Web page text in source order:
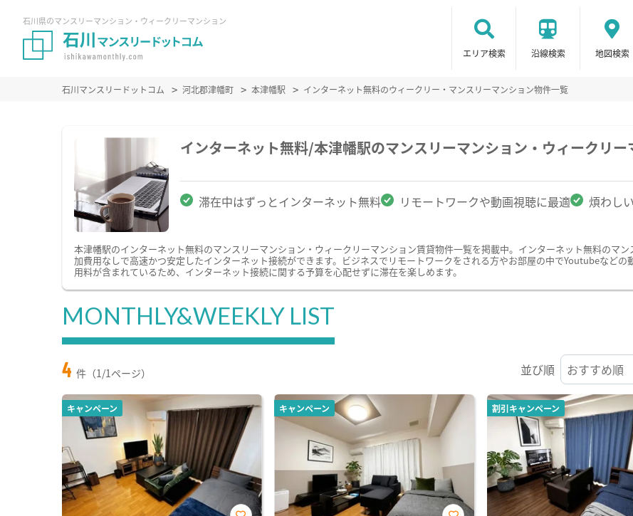
石川県のマンスリーマンション・ウィークリーマンション
エリア検索 沿線検索 地図検索
石川マンスリードットコム 河北郡津幡町 本津幡駅 インターネット無料のウィークリー・マンスリーマンション物件一覧
インターネット無料/本津幡駅のマンスリーマンション・ウィークリ
滞在中はずっとインターネット無料 リモートワークや動画視聴に最適 煩わし
本津幡駅のインターネット無料のマンスリーマンション・ウィークリーマンション賃貸物件一覧を掲載中。インターネット無料のマ
加費用なしで高速かつ安定したインターネット接続ができます。ビジネスでリモートワークをされる方やお部屋の中でYoutubeなど
用料が含まれているため、インターネット接続に関する予算を心配せずに滞在を楽しめます。
MONTHLY&WEEKLY LIST
4 件（1/1ページ） 並び順
キャンペーン キャンペーン 割引キャンペーン